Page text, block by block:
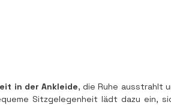
in der Ankleide, die Ruhe ausstrahlt
Sitzgelegenheit lädt dazu ein,